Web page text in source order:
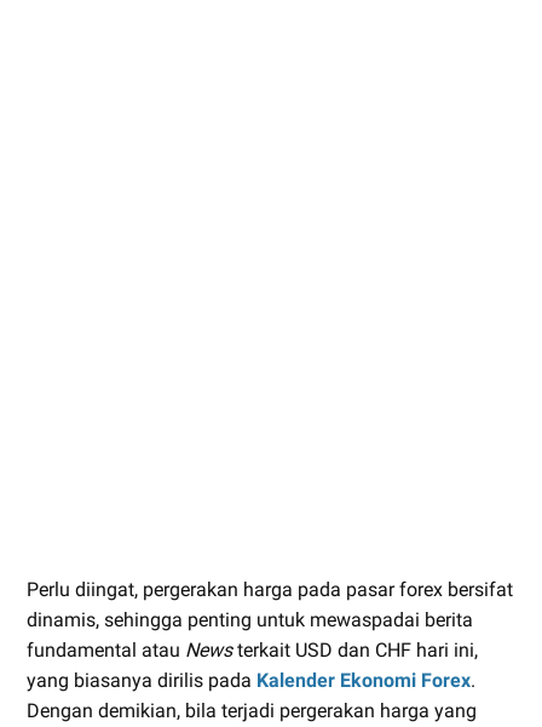
Perlu diingat, pergerakan harga pada pasar forex bersifat
dinamis, sehingga penting untuk mewaspadai berita
fundamental atau Newsterkait USD dan CHF hari ini,
yang biasanya dirilis pada Kalender Ekonomi Forex.
Dengan demikian, bila terjadi pergerakan harga yang